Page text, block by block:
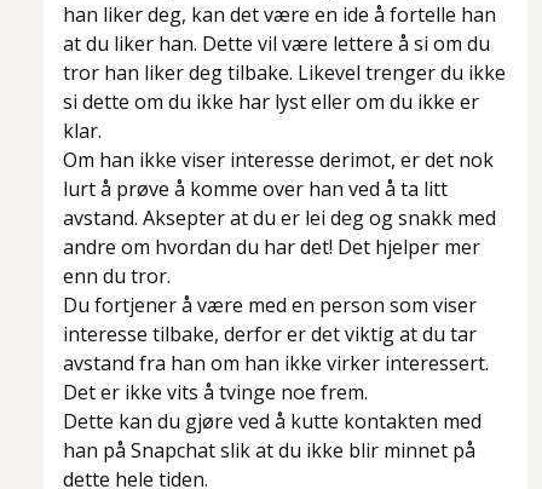
han liker deg, kan det være en ide å fortelle han
at du liker han. Dette vil være lettere å si om du
tror han liker deg tilbake. Likevel trenger du ikke
si dette om du ikke har lyst eller om du ikke er
klar.
Om han ikke viser interesse derimot, er det nok
lurt å prøve å komme over han ved å ta litt
avstand. Aksepter at du er lei deg og snakk med
andre om hvordan du har det! Det hjelper mer
enn du tror.
Du fortjener å være med en person som viser
interesse tilbake, derfor er det viktig at du tar
avstand fra han om han ikke virker interessert.
Det er ikke vits å tvinge noe frem.
Dette kan du gjøre ved å kutte kontakten med
han på Snapchat slik at du ikke blir minnet på
dette hele tiden.